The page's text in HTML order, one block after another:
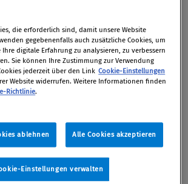
Peter Paul Prebil
teilen
linkedIn teilen
auf Facebook teilen
kopieren
Artikel per Mail teilen
Paul Prebil ist der Leiter von
& Operational Risk bei
Bank AG. Zuvor war er seit 1997
Gruppe für die Compliance-
die erforderlich sind, damit unsere Website
gegebenenfalls auch zusätzliche Cookies, um
digitale Erfahrung zu analysieren, zu verbessern
Sie können Ihre Zustimmung zur Verwendung
jederzeit über den Link Cookie-Einstellungen
Website widerrufen. Weitere Informationen finden
Richtlinie.
ablehnen Alle Cookies akzeptieren
Einstellungen verwalten